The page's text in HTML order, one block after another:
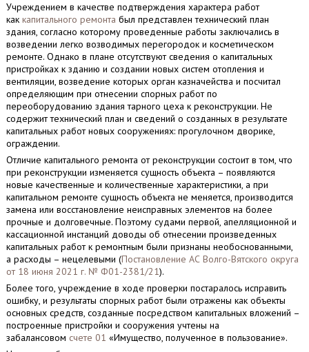
Учреждением в качестве подтверждения характера работ
как капитального ремонта был представлен технический план
здания, согласно которому проведенные работы заключались в
возведении легко возводимых перегородок и косметическом
ремонте. Однако в плане отсутствуют сведения о капитальных
пристройках к зданию и создании новых систем отопления и
вентиляции, возведение которых орган казначейства и посчитал
определяющим при отнесении спорных работ по
переоборудованию здания тарного цеха к реконструкции. Не
содержит технический план и сведений о созданных в результате
капитальных работ новых сооружениях: прогулочном дворике,
ограждении.
Отличие капитального ремонта от реконструкции состоит в том, что
при реконструкции изменяется сущность объекта – появляются
новые качественные и количественные характеристики, а при
капитальном ремонте сущность объекта не меняется, производится
замена или восстановление неисправных элементов на более
прочные и долговечные. Поэтому судами первой, апелляционной и
кассационной инстанций доводы об отнесении произведенных
капитальных работ к ремонтным были признаны необоснованными,
а расходы – нецелевыми (Постановление АС Волго-Вятского округа
от 18 июня 2021 г. № Ф01-2381/21).
Более того, учреждение в ходе проверки постаралось исправить
ошибку, и результаты спорных работ были отражены как объекты
основных средств, созданные посредством капитальных вложений –
построенные пристройки и сооружения учтены на
забалансовом счете 01 «Имущество, полученное в пользование».